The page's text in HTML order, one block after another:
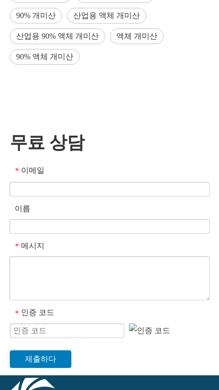
90% 개미산 산업용 액체 개미산
산업용 90% 액체 개미산 액체 개미산
90% 액체 개미산
무료 상담
* 이메일
이름
* 메시지
* 인증 코드
제출하다